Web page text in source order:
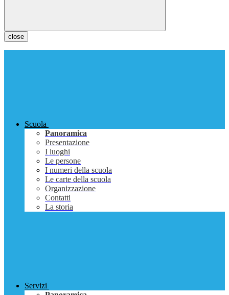
close
Scuola
Panoramica
Presentazione
I luoghi
Le persone
I numeri della scuola
Le carte della scuola
Organizzazione
Contatti
La storia
Servizi